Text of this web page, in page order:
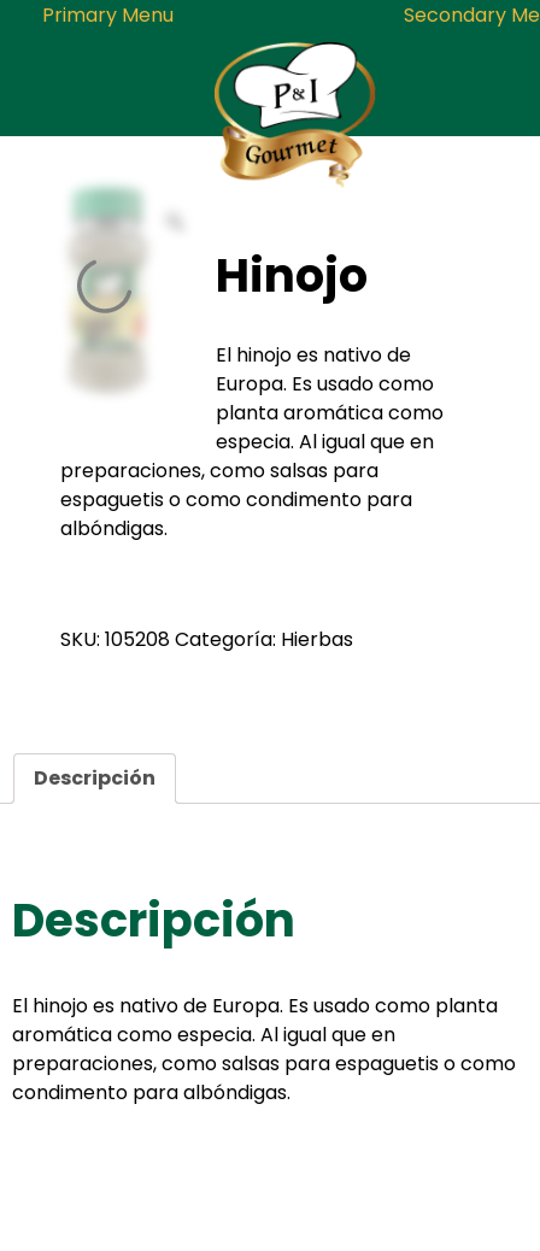
Primary Menu Secondary
embalaje y distribución de
condimentos, especias,
Hinojo
El hinojo es nativo de
Europa. Es usado como
planta aromática como
especia. Al igual que en
preparaciones, como salsas para
espaguetis o como condimento para
albóndigas.
SKU: 105208Categoría: Hierbas
Descripción
Descripción
El hinojo es nativo de Europa. Es usado como planta
aromática como especia. Al igual que en
preparaciones, como salsas para espaguetis o como
condimento para albóndigas.